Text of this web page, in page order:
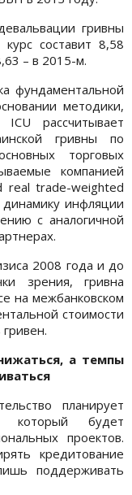
гривны
составит 8,58
– в 2015-м.
фундаментальной
методики,
рассчитывает
гривны по
торговых
компанией
real trade-weighted
динамику инфляции
с аналогичной
2008 года и до
зрения, гривна
на межбанковском
стоимости
а темпы
планирует
который будет
проектов.
кредитование
поддерживать